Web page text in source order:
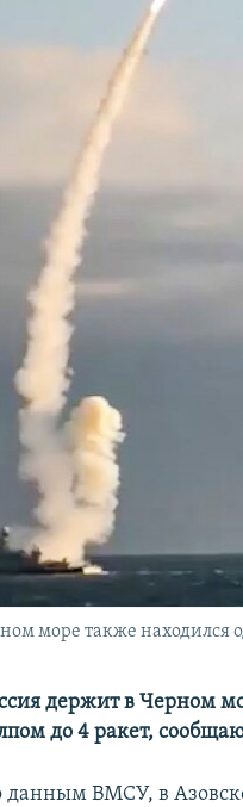
море также
держит в Черном
до 4 ракет,
данным ВМСУ, в